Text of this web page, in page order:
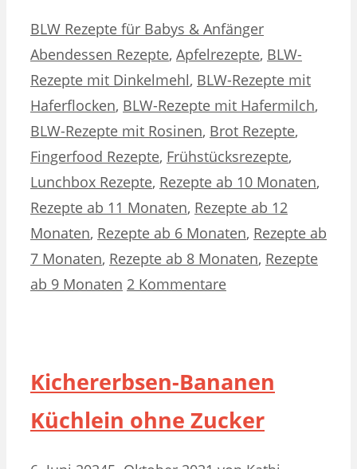
Kategorien
BLW Rezepte für Babys & AnfängerSchlagwörter
Abendessen Rezepte, Apfelrezepte, BLW-
Rezepte mit Dinkelmehl, BLW-Rezepte mit
Haferflocken, BLW-Rezepte mit Hafermilch,
BLW-Rezepte mit Rosinen, Brot Rezepte,
Fingerfood Rezepte, Frühstücksrezepte,
Lunchbox Rezepte, Rezepte ab 10 Monaten,
Rezepte ab 11 Monaten, Rezepte ab 12
Monaten, Rezepte ab 6 Monaten, Rezepte ab
7 Monaten, Rezepte ab 8 Monaten, Rezepte
ab 9 Monaten 2 Kommentare
Kichererbsen-Bananen
Küchlein ohne Zucker